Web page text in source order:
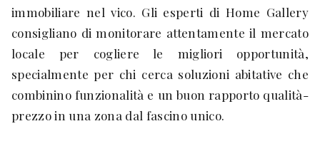
immobiliare nel vico. Gli esperti di Home Gallery
consigliano di monitorare attentamente il mercato
locale per cogliere le migliori opportunità,
specialmente per chi cerca soluzioni abitative che
combinino funzionalità e un buon rapporto qualità-
prezzo in una zona dal fascino unico.